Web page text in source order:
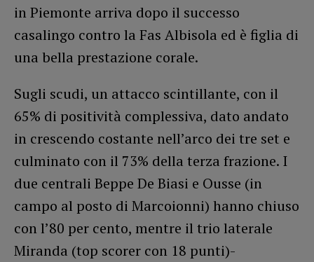
in Piemonte arriva dopo il successo
casalingo contro la Fas Albisola ed è figlia di
una bella prestazione corale.
Sugli scudi, un attacco scintillante, con il
65% di positività complessiva, dato andato
in crescendo costante nell’arco dei tre set e
culminato con il 73% della terza frazione. I
due centrali Beppe De Biasi e Ousse (in
campo al posto di Marcoionni) hanno chiuso
con l’80 per cento, mentre il trio laterale
Miranda (top scorer con 18 punti)-